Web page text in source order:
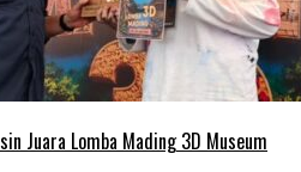
Juara Lomba Mading 3D Museum